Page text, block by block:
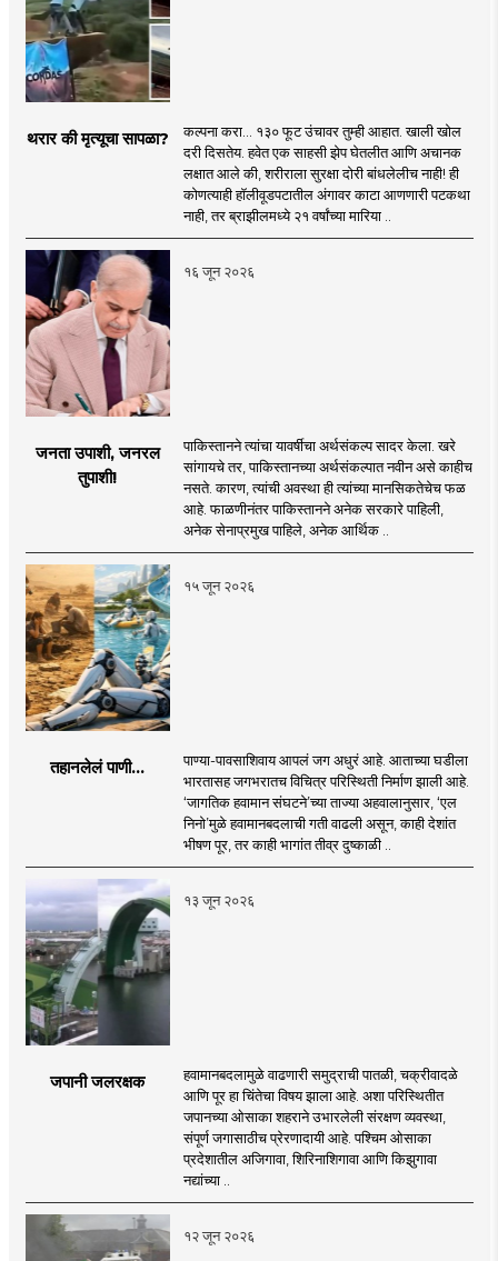
थरार की मृत्यूचा सापळा?
कल्पना करा... १३० फूट उंचावर तुम्ही आहात. खाली खोल
दरी दिसतेय. हवेत एक साहसी झेप घेतलीत आणि अचानक
लक्षात आले की, शरीराला सुरक्षा दोरी बांधलेलीच नाही! ही
कोणत्याही हॉलीवूडपटातील अंगावर काटा आणणारी पटकथा
नाही, तर ब्राझीलमध्ये २१ वर्षांच्या मारिया ..
१६ जून २०२६
जनता उपाशी, जनरल
तुपाशी!
पाकिस्तानने त्यांचा यावर्षीचा अर्थसंकल्प सादर केला. खरे
सांगायचे तर, पाकिस्तानच्या अर्थसंकल्पात नवीन असे काहीच
नसते. कारण, त्यांची अवस्था ही त्यांच्या मानसिकतेचेच फळ
आहे. फाळणीनंतर पाकिस्तानने अनेक सरकारे पाहिली,
अनेक सेनाप्रमुख पाहिले, अनेक आर्थिक ..
१५ जून २०२६
तहानलेलं पाणी...
पाण्या-पावसाशिवाय आपलं जग अधुरं आहे. आताच्या घडीला
भारतासह जगभरातच विचित्र परिस्थिती निर्माण झाली आहे.
‘जागतिक हवामान संघटने’च्या ताज्या अहवालानुसार, ‘एल
निनो’मुळे हवामानबदलाची गती वाढली असून, काही देशांत
भीषण पूर, तर काही भागांत तीव्र दुष्काळी ..
१३ जून २०२६
जपानी जलरक्षक
हवामानबदलामुळे वाढणारी समुद्राची पातळी, चक्रीवादळे
आणि पूर हा चिंतेचा विषय झाला आहे. अशा परिस्थितीत
जपानच्या ओसाका शहराने उभारलेली संरक्षण व्यवस्था,
संपूर्ण जगासाठीच प्रेरणादायी आहे. पश्चिम ओसाका
प्रदेशातील अजिगावा, शिरिनाशिगावा आणि किझुगावा
नद्यांच्या ..
१२ जून २०२६